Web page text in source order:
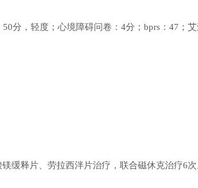
分，轻度；心境障碍问卷：4分；bprs：47；
缓释片、劳拉西泮片治疗，联合磁休克治疗6次